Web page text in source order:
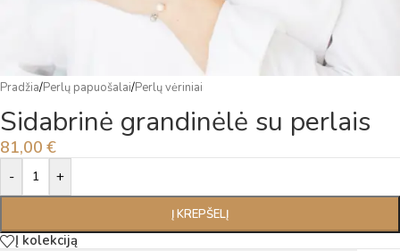
Pradžia/Perlų papuošalai/Perlų vėriniai
Sidabrinė grandinėlė su perlais
81,00 €
- +
Į KREPŠELĮ
Alternative:
Į kolekciją